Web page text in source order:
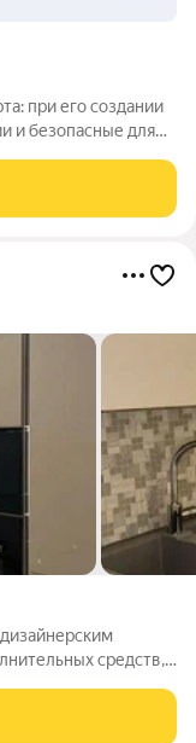
при его создании
и безопасные для
средств,
кв.м, кухня - 16,5